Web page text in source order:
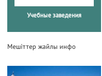
Учебные заведения
Мешіттер жайлы инфо